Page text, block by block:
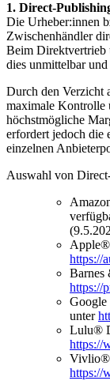
1. Direct-
Die Urheber:innen
Zwischenhändler
Beim Direktvertrieb
dies unmittelbar
Durch den Verzicht
maximale Kontrolle
höchstmögliche
erfordert jedoch die
einzelnen
Auswahl von
Apple®
https://
Barnes
https://
Google
unter
Lulu®
https://
https://